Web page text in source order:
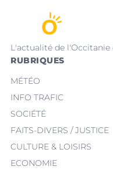
L'actualité de l'Occitanie
RUBRIQUES
MÉTÉO
INFO TRAFIC
SOCIÉTÉ
FAITS-DIVERS / JUSTICE
CULTURE & LOISIRS
ECONOMIE